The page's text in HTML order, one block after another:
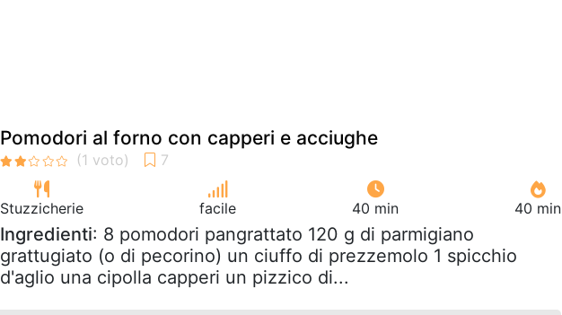
Pomodori al forno con capperi e acciughe
Stuzzicherie facile 40 min 40 min
Ingredienti: 8 pomodori pangrattato 120 g di parmigiano
grattugiato (o di pecorino) un ciuffo di prezzemolo 1 spicchio
d'aglio una cipolla capperi un pizzico di...